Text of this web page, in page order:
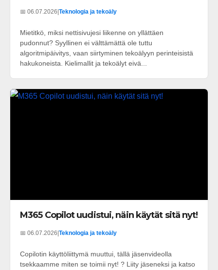
📅 06.07.2026 Teknologia ja tekoäly
Mietitkö, miksi nettisivujesi liikenne on yllättäen
pudonnut? Syyllinen ei välttämättä ole tuttu
algoritmipäivitys, vaan siirtyminen tekoälyyn perinteisistä
hakukoneista. Kielimallit ja tekoälyt eivä...
M365 Copilot uudistui, näin käytät sitä nyt!
📅 06.07.2026 Teknologia ja tekoäly
Copilotin käyttöliittymä muuttui, tällä jäsenvideolla
tsekkaamme miten se toimii nyt! ? Liity jäseneksi ja katso